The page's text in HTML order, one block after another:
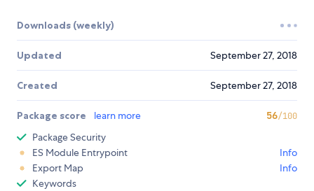
Downloads (weekly)
Updated September 27, 2018
Created September 27, 2018
Package score learn more 56/100
Package Security
ES Module Entrypoint
Info
Export Map
Info
Keywords